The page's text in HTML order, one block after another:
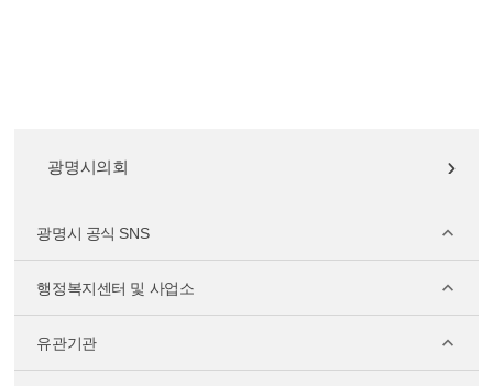
광명시의회
광명시 공식 SNS
행정복지센터 및 사업소
유관기관